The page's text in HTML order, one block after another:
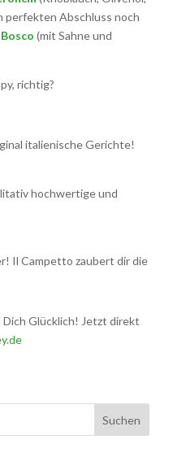
perfekten Abschluss noch
(mit Sahne und
richtig?
italienische Gerichte!
hochwertige und
Il Campetto zaubert dir die
Dich Glücklich! Jetzt direkt
Suchen